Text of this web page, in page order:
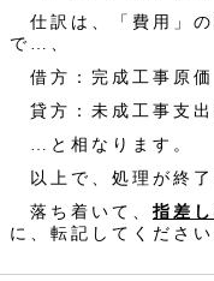
仕訳は、「費用」の
で…、
借方：完成工事原
貸方：未成工事支
…と相なります。
以上で、処理が終了
落ち着いて、 指差
に、転記してください